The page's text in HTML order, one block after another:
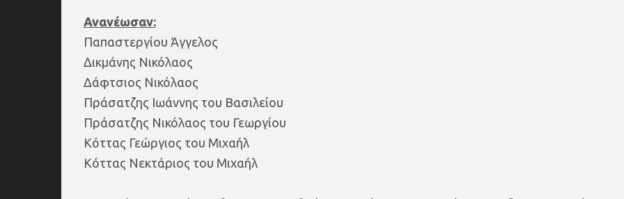
Ανανέωσαν:
Παπαστεργίου Άγγελος
Δικμάνης Νικόλαος
Δάφτσιος Νικόλαος
Πράσατζης Ιωάννης του Βασιλείου
Πράσατζης Νικόλαος του Γεωργίου
Κόττας Γεώργιος του Μιχαήλ
Κόττας Νεκτάριος του Μιχαήλ